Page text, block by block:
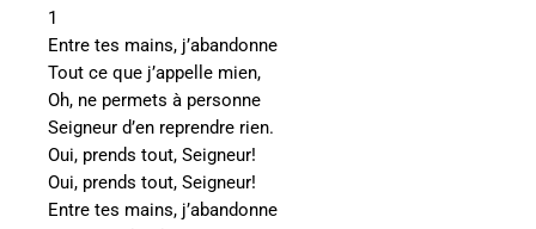
1
Entre tes mains, j’abandonne
Tout ce que j’appelle mien,
Oh, ne permets à personne
Seigneur d’en reprendre rien.
Oui, prends tout, Seigneur!
Oui, prends tout, Seigneur!
Entre tes mains, j’abandonne